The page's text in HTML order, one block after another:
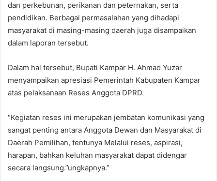
dan perkebunan, perikanan dan peternakan, serta
pendidikan. Berbagai permasalahan yang dihadapi
masyarakat di masing-masing daerah juga disampaikan
dalam laporan tersebut.
Dalam hal tersebut, Bupati Kampar H. Ahmad Yuzar
menyampaikan apresiasi Pemerintah Kabupaten Kampar
atas pelaksanaan Reses Anggota DPRD.
“Kegiatan reses ini merupakan jembatan komunikasi yang
sangat penting antara Anggota Dewan dan Masyarakat di
Daerah Pemilihan, tentunya Melalui reses, aspirasi,
harapan, bahkan keluhan masyarakat dapat didengar
secara langsung.”ungkapnya.”